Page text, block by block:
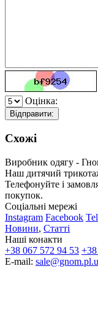
Оцінка:
Відправити:
Схожі
Виробник одягу -
Наш дитячий
Телефонуйте і
покупок.
Соціальні мережі
Instagram Facebook
Новини, Статті
Наші конакти
+38 067 572 94 53
E-mail: